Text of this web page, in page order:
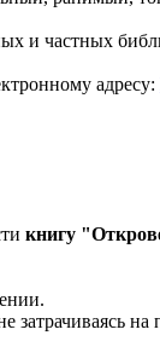
и частных
адресу:
книгу
затрачиваясь